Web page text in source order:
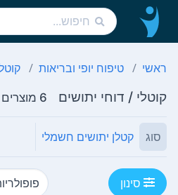
ראשי טיפוח יופי ובריאות
קוטלי / דוחי יתושים 6 מוצרים
סוג קטלן יתושים חשמלי
סינון